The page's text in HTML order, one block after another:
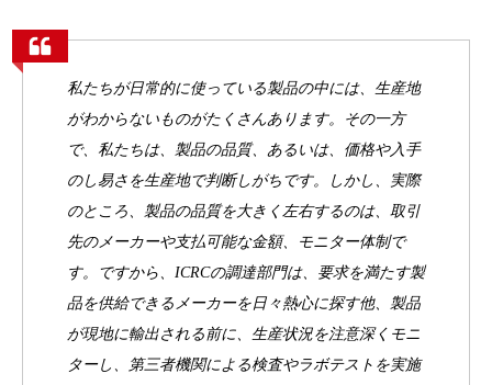
私たちが日常的に使っている製品の中には、生産地
がわからないものがたくさんあります。その一方
で、私たちは、製品の品質、あるいは、価格や入手
のし易さを生産地で判断しがちです。しかし、実際
のところ、製品の品質を大きく左右するのは、取引
先のメーカーや支払可能な金額、モニター体制で
す。ですから、ICRCの調達部門は、要求を満たす製
品を供給できるメーカーを日々熱心に探す他、製品
が現地に輸出される前に、生産状況を注意深くモニ
ターし、第三者機関による検査やラボテストを実施